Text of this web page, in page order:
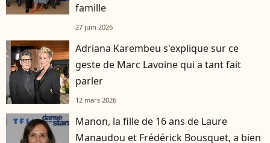
famille
27 juin 2026
Adriana Karembeu s'explique sur ce
geste de Marc Lavoine qui a tant fait
parler
12 mars 2026
Manon, la fille de 16 ans de Laure
Manaudou et Frédérick Bousquet, a bien